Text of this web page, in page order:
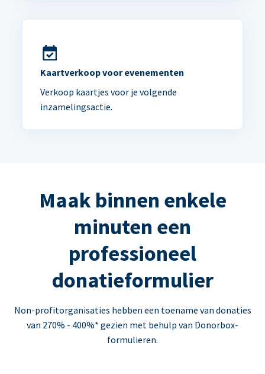
Kaartverkoop voor evenementen
Verkoop kaartjes voor je volgende
inzamelingsactie.
Maak binnen enkele
minuten een
professioneel
donatieformulier
Non-profitorganisaties hebben een toename van donaties
van 270% - 400%* gezien met behulp van Donorbox-
formulieren.